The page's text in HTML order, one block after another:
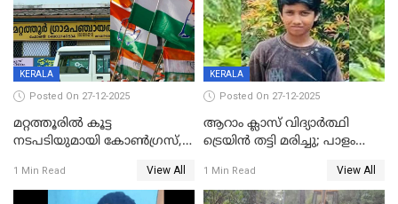
KERALA
Posted On 27-12-2025
മറ്റത്തൂരിൽ കൂട്ട
നടപടിയുമായി കോണ്‍ഗ്രസ്,
എട്ട് പേര്‍ ഉള്‍പ്പെടെ
പത്തുപേരെ പുറത്താക്കി,
1 Min Read View All
KERALA
Posted On 27-12-2025
ആറാം ക്ലാസ് വിദ്യാർത്ഥി
ട്രെയിൻ തട്ടി മരിച്ചു; പാളം
അപകടം മലപ്പുറത്ത്
1 Min Read View All